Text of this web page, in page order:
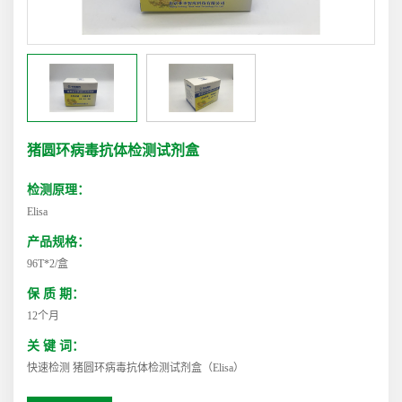
猪圆环病毒抗体检测试剂盒
检测原理：
Elisa
产品规格：
96T*2/盒
保 质 期：
12个月
关 键 词：
快速检测 猪圆环病毒抗体检测试剂盒（Elisa）